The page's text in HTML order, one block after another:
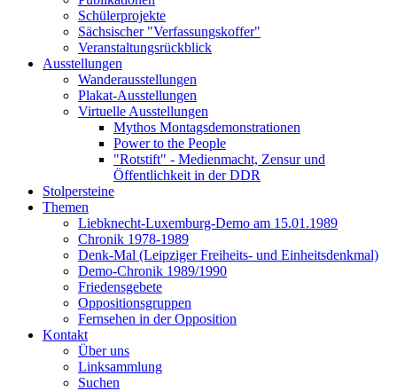
Schülerprojekte
Sächsischer "Verfassungskoffer"
Veranstaltungsrückblick
Ausstellungen
Wanderausstellungen
Plakat-Ausstellungen
Virtuelle Ausstellungen
Mythos Montagsdemonstrationen
Power to the People
"Rotstift" - Medienmacht, Zensur und
Öffentlichkeit in der DDR
Stolpersteine
Themen
Liebknecht-Luxemburg-Demo am 15.01.1989
Chronik 1978-1989
Denk-Mal (Leipziger Freiheits- und Einheitsdenkmal)
Demo-Chronik 1989/1990
Friedensgebete
Oppositionsgruppen
Fernsehen in der Opposition
Kontakt
Über uns
Linksammlung
Suchen